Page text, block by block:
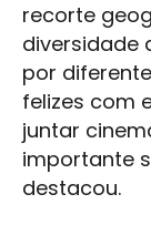
recorte
diversidade
por
felizes com
juntar
importante
destacou.